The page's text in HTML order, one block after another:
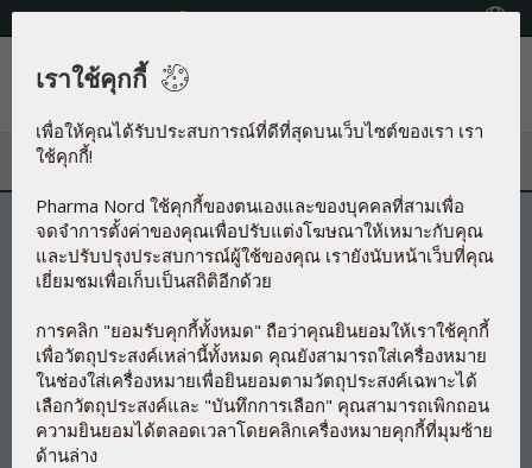
โทรศัพท์:+66 (0) 2279 6860 - 1
เมนู
เราใช้คุกกี้
เพื่อให้คุณได้รับประสบการณ์ที่ดีที่สุดบนเว็บไซต์ของเรา เรา
ใช้คุกกี้!
Pharma Nord ใช้คุกกี้ของตนเองและของบุคคลที่สามเพื่อ
จดจำการตั้งค่าของคุณเพื่อปรับแต่งโฆษณาให้เหมาะกับคุณ
และปรับปรุงประสบการณ์ผู้ใช้ของคุณ เรายังนับหน้าเว็บที่คุณ
เยี่ยมชมเพื่อเก็บเป็นสถิติอีกด้วย
การคลิก "ยอมรับคุกกี้ทั้งหมด" ถือว่าคุณยินยอมให้เราใช้คุกกี้
เพื่อวัตถุประสงค์เหล่านี้ทั้งหมด คุณยังสามารถใส่เครื่องหมาย
ในช่องใส่เครื่องหมายเพื่อยินยอมตามวัตถุประสงค์เฉพาะได้
เลือกวัตถุประสงค์และ "บันทึกการเลือก" คุณสามารถเพิกถอน
ความยินยอมได้ตลอดเวลาโดยคลิกเครื่องหมายคุกกี้ที่มุมซ้าย
ด้านล่าง